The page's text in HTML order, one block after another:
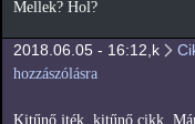
Mellek? Hol?
2018.06.05 - 16:12,k
hozzászólásra
Kitűnő jték, kitűnő cikk.